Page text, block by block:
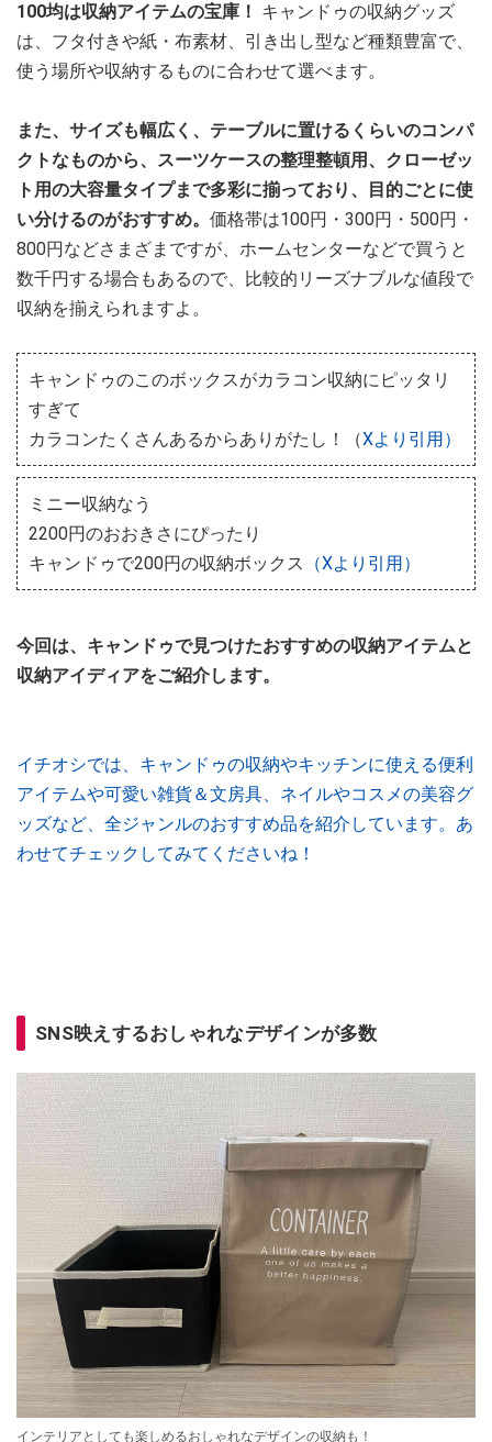
100均は収納アイテムの宝庫！ キャンドゥの収納グッズ
は、フタ付きや紙・布素材、引き出し型など種類豊富で、
使う場所や収納するものに合わせて選べます。
また、サイズも幅広く、テーブルに置けるくらいのコンパ
クトなものから、スーツケースの整理整頓用、クローゼッ
ト用の大容量タイプまで多彩に揃っており、目的ごとに使
い分けるのがおすすめ。 価格帯は100円・300円・500円・
800円などさまざまですが、ホームセンターなどで買うと
数千円する場合もあるので、比較的リーズナブルな値段で
収納を揃えられますよ。
キャンドゥのこのボックスがカラコン収納にピッタリ
すぎて
カラコンたくさんあるからありがたし！（Xより引用）
ミニー収納なう
2200円のおおきさにぴったり
キャンドゥで200円の収納ボックス
（Xより引用）
今回は、キャンドゥで見つけたおすすめの収納アイテムと
収納アイディアをご紹介します。
イチオシでは、キャンドゥの収納やキッチンに使える便利
アイテムや可愛い雑貨＆文房具、ネイルやコスメの美容グ
ッズなど、全ジャンルのおすすめ品を紹介しています。あ
わせてチェックしてみてくださいね！
SNS映えするおしゃれなデザインが多数
インテリアとしても楽しめるおしゃれなデザインの収納も！